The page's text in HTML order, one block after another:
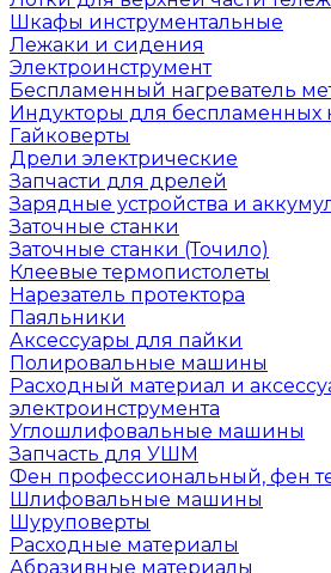
Шкафы инструментальные
Лежаки и сидения
Электроинструмент
Беспламенный нагреватель
Индукторы для беспламенных
Гайковерты
Дрели электрические
Запчасти для дрелей
Зарядные устройства и
Заточные станки
Заточные станки (Точило)
Клеевые термопистолеты
Нарезатель протектора
Паяльники
Аксессуары для пайки
Полировальные машины
Расходный материал и
электроинструмента
Углошлифовальные машины
Запчасть для УШМ
Фен профессиональный, фен
Шлифовальные машины
Шуруповерты
Расходные материалы
Абразивные материалы